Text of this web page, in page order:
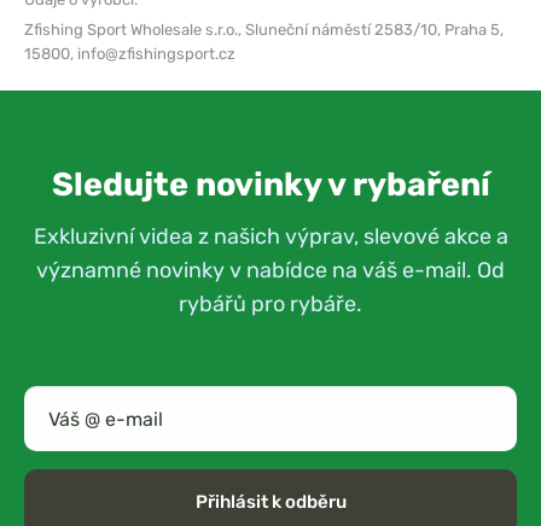
Zfishing Sport Wholesale s.r.o., Sluneční náměstí 2583/10, Praha 5,
15800, info@zfishingsport.cz
Sledujte novinky v rybaření
Exkluzivní videa z našich výprav, slevové akce a
významné novinky v nabídce na váš e-mail. Od
rybářů pro rybáře.
Přihlásit k odběru